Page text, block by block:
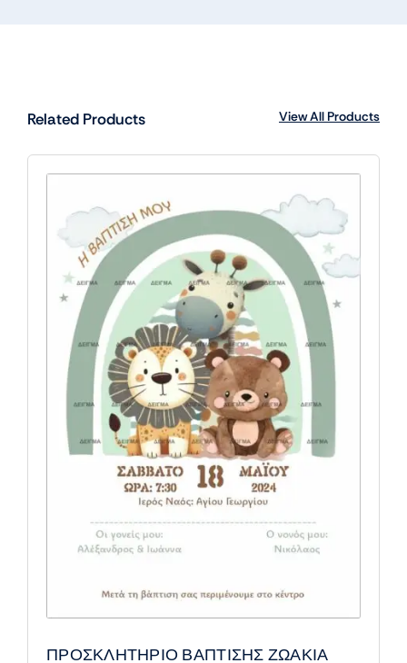
Related Products View All Products
ΠΡΟΣΚΛΗΤΗΡΙΟ ΒΑΠΤΙΣΗΣ ΖΩΑΚΙΑ